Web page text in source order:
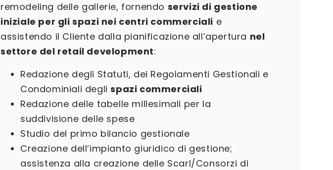
remodeling delle gallerie, fornendo servizi di gestione
iniziale per gli spazi nei centri commerciali e
assistendo il Cliente dalla pianificazione all’apertura nel
settore del retail development:
Redazione degli Statuti, dei Regolamenti Gestionali e
Condominiali deglispazi commerciali
Redazione delle tabelle millesimali per la
suddivisione delle spese
Studio del primo bilancio gestionale
Creazione dell’impianto giuridico di gestione;
assistenza alla creazione delle Scarl/Consorzi di